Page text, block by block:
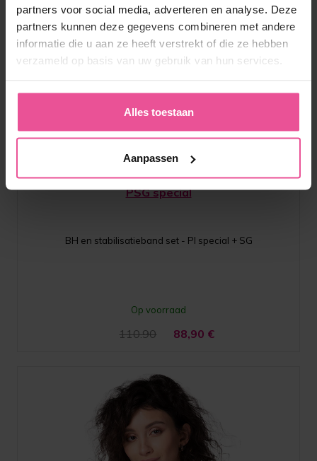
partners voor social media, adverteren en analyse. Deze
partners kunnen deze gegevens combineren met andere
informatie die u aan ze heeft verstrekt of die ze hebben
verzameld op basis van uw gebruik van hun services.
Alles toestaan
Aanpassen
PSG special
BH en stabilisatieband set - PI special + SG
Op voorraad
110.90 88,90 €